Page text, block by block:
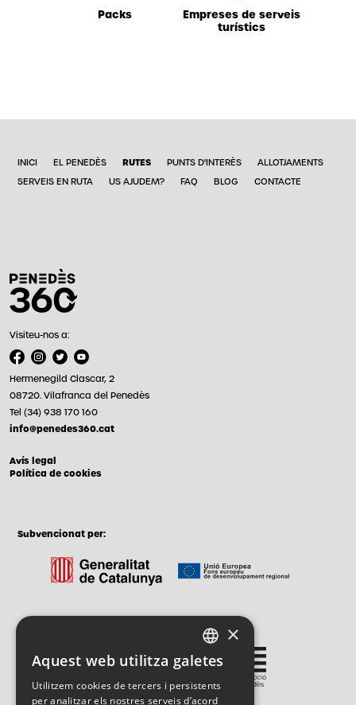
Packs
Empreses de serveis
turístics
INICI EL PENEDÈS RUTES PUNTS D'INTERÈS
ALLOTJAMENTS
SERVEIS EN RUTA
US AJUDEM? FAQ BLOG CONTACTE
Visiteu-nos a:
Hermenegild Clascar, 2
08720. Vilafranca del Penedès
Tel (34) 938 170 160
info@penedes360.cat
Avís legal
Política de cookies
Subvencionat per:
CATALAN
SPANISH
×
Aquest web utilitza galetes
Utilitzem cookies de tercers i persistents
per analitzar els nostres serveis d’acord